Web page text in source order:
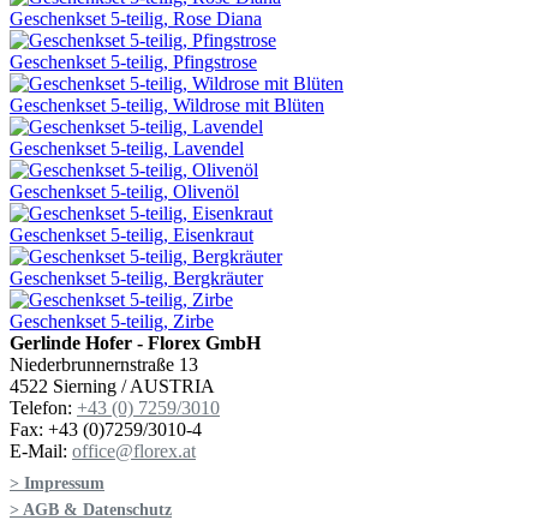
Geschenkset 5-teilig, Rose Diana
Geschenkset 5-teilig, Pfingstrose
Geschenkset 5-teilig, Wildrose mit Blüten
Geschenkset 5-teilig, Lavendel
Geschenkset 5-teilig, Olivenöl
Geschenkset 5-teilig, Eisenkraut
Geschenkset 5-teilig, Bergkräuter
Geschenkset 5-teilig, Zirbe
Gerlinde Hofer - Florex GmbH
Niederbrunnernstraße 13
4522 Sierning / AUSTRIA
Telefon: +43 (0) 7259/3010
Fax: +43 (0)7259/3010-4
E-Mail: office@florex.at
> Impressum
> AGB & Datenschutz